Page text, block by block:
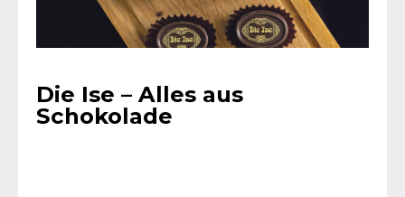
Die Ise – Alles aus
Schokolade